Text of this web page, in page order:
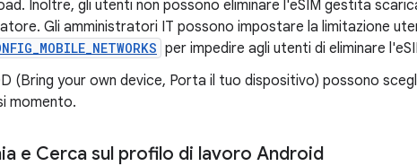
Inoltre, gli utenti non possono eliminare l'eSIM gestita
Gli amministratori IT possono impostare la limitazione
per impedire agli utenti di eliminare
(Bring your own device, Porta il tuo dispositivo) possono
momento.
e Cerca sul profilo di lavoro Android